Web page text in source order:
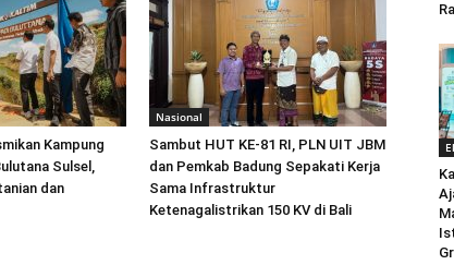
Kampung
Sulsel,
dan
Nasional
Sambut HUT KE-81 RI, PLN UIT JBM
dan Pemkab Badung Sepakati Kerja
Sama Infrastruktur
Ketenagalistrikan 150 KV di Bali